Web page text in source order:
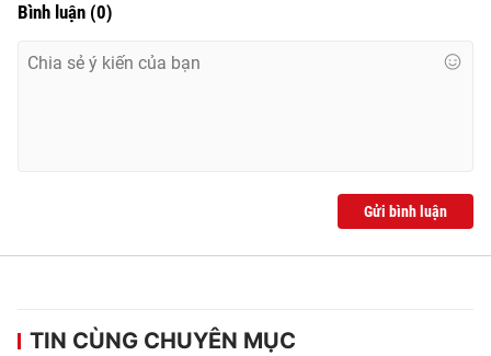
Bình luận (0)
Gửi bình luận
TIN CÙNG CHUYÊN MỤC